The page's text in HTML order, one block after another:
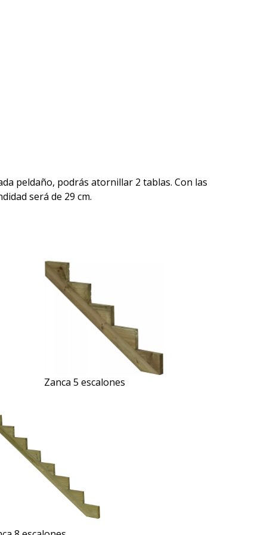
peldaño, podrás atornillar 2 tablas. Con las
será de 29 cm.
Zanca 5 escalones